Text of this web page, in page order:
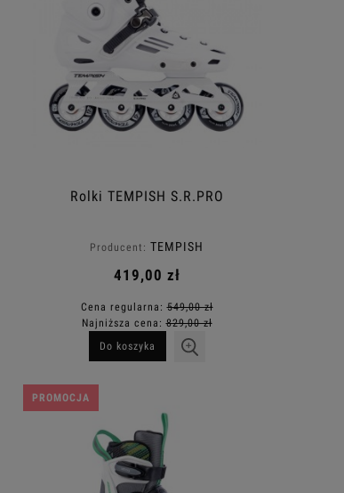
Rolki TEMPISH S.R.PRO
Producent: TEMPISH
419,00 zł
Cena regularna:549,00 zł
Najniższa cena:829,00 zł
Do koszyka
PROMOCJA